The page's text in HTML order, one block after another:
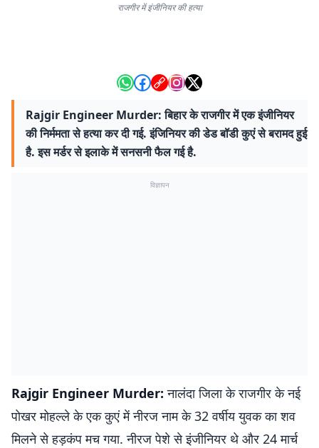
राजगीर में इंजीनियर की हत्या
Rajgir Engineer Murder: बिहार के राजगीर में एक इंजीनियर
की निर्ममता से हत्या कर दी गई. इंजिनियर की डेड बॉडी कुएं से बरामद हुई
है. इस मर्डर से इलाके में सनसनी फैल गई है.
विज्ञापन
Rajgir Engineer Murder: नालंदा जिला के राजगीर के नई
पोखर मोहल्ले के एक कुएं में नीरज नाम के 32 वर्षीय युवक का शव
मिलने से हड़कंप मच गया. नीरज पेशे से इंजीनियर थे और 24 मार्च